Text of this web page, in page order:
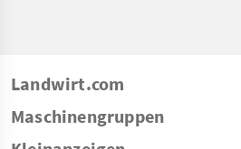
Landwirt.com
Maschinengruppen